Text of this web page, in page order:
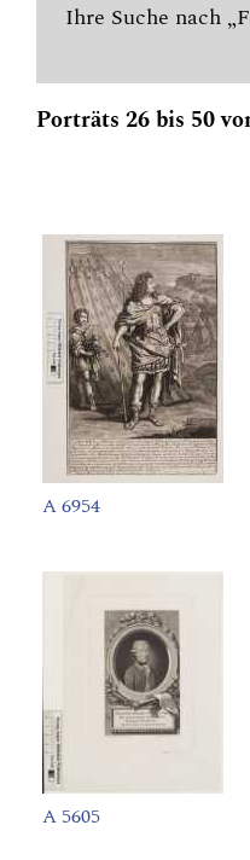
Ihre Suche nach
Porträts 26 bis 50
A 6954
A 5605